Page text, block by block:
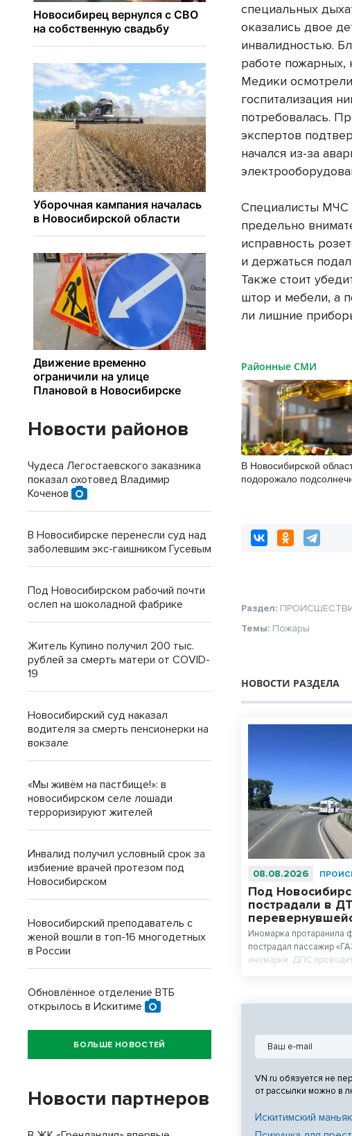
специальных
оказались двое
инвалидностью.
работе пожарных,
Медики
госпитализация
потребовалась.
экспертов
начался из-за
Специалисты МЧС
предельно
исправность
и держаться
Также стоит
штор и мебели, а
ли лишние
Районные СМИ
В Новосибирской
подорожало
Раздел:
Темы: Пожары
НОВОСТИ РАЗДЕЛА
08.08.2026
Под
пострадали в
Иномарка протаранила
пострадал пассажир
иномарки. ДПС
VN.ru обязуется не
от рассылки можно в
Искитимский
Новости районов
Чудеса Легостаевского заказника
показал охотовед Владимир
Коченов
В Новосибирске перенесли суд над
заболевшим экс-гаишником Гусевым
Под Новосибирском рабочий почти
ослеп на шоколадной фабрике
Житель Купино получил 200 тыс.
рублей за смерть матери от COVID-
19
Новосибирский суд наказал
водителя за смерть пенсионерки на
вокзале
«Мы живём на пастбище!»: в
новосибирском селе лошади
терроризируют жителей
Инвалид получил условный срок за
избиение врачей протезом под
Новосибирском
Новосибирский преподаватель с
женой вошли в топ-16 многодетных
в России
Обновлённое отделение ВТБ
открылось в Искитиме
БОЛЬШЕ НОВОСТЕЙ
Новости партнеров